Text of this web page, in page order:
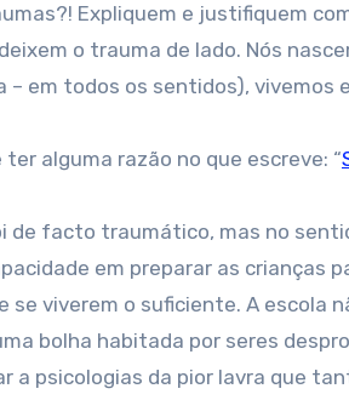
Expliquem e justifiquem
o trauma de lado. Nós
em todos os sentidos), vivemos e
alguma razão no que escreve: “
de facto traumático, mas no
em preparar as crianças
viverem o suficiente. A escola
bolha habitada por seres
a psicologias da pior lavra que